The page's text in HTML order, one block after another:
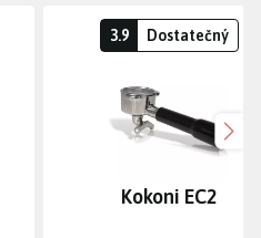
3.9 Dostatečný
Kokoni EC2